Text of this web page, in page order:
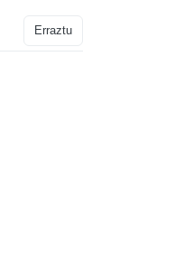
Erraztu